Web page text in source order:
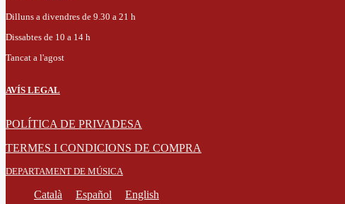
Dilluns a divendres de 9.30 a 21 h
Dissabtes de 10 a 14 h
Tancat a l'agost
AVÍS LEGAL
POLÍTICA DE PRIVADESA
TERMES I CONDICIONS DE COMPRA
DEPARTAMENT DE MÚSICA
Català Español English